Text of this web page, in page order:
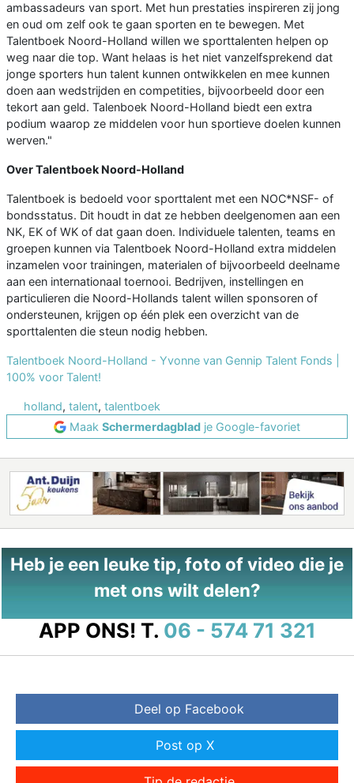
ambassadeurs van sport. Met hun prestaties inspireren zij jong
en oud om zelf ook te gaan sporten en te bewegen. Met
Talentboek Noord-Holland willen we sporttalenten helpen op
weg naar die top. Want helaas is het niet vanzelfsprekend dat
jonge sporters hun talent kunnen ontwikkelen en mee kunnen
doen aan wedstrijden en competities, bijvoorbeeld door een
tekort aan geld. Talenboek Noord-Holland biedt een extra
podium waarop ze middelen voor hun sportieve doelen kunnen
werven."
Over Talentboek Noord-Holland
Talentboek is bedoeld voor sporttalent met een NOC*NSF- of
bondsstatus. Dit houdt in dat ze hebben deelgenomen aan een
NK, EK of WK of dat gaan doen. Individuele talenten, teams en
groepen kunnen via Talentboek Noord-Holland extra middelen
inzamelen voor trainingen, materialen of bijvoorbeeld deelname
aan een internationaal toernooi. Bedrijven, instellingen en
particulieren die Noord-Hollands talent willen sponsoren of
ondersteunen, krijgen op één plek een overzicht van de
sporttalenten die steun nodig hebben.
Talentboek Noord-Holland - Yvonne van Gennip Talent Fonds |
100% voor Talent!
holland, talent, talentboek
Maak Schermerdagblad je Google-favoriet
Heb je een leuke tip, foto of video die je
met ons wilt delen?
APP ONS! T. 06 - 574 71 321
Deel op Facebook
Post op X